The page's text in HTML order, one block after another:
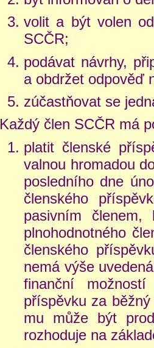
volit a být volen
SCČR;
podávat návrhy,
a obdržet odpověď
zúčastňovat se
Každý člen SCČR má
platit členské
valnou hromadou
posledního dne
členského
pasivním
plnohodnotného
členského
nemá výše
finanční
příspěvku za
mu může být
rozhoduje na